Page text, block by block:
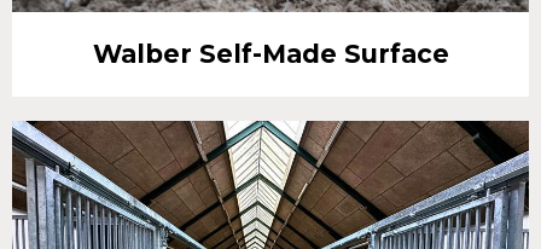
Walber Self-Made Surface